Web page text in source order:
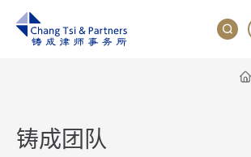
铸成团队